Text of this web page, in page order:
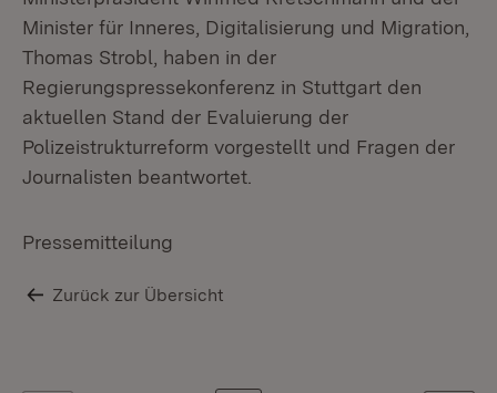
Minister für Inneres, Digitalisierung und Migration,
Thomas Strobl, haben in der
Regierungspressekonferenz in Stuttgart den
aktuellen Stand der Evaluierung der
Polizeistrukturreform vorgestellt und Fragen der
Journalisten beantwortet.
Pressemitteilung
Zurück zur Übersicht